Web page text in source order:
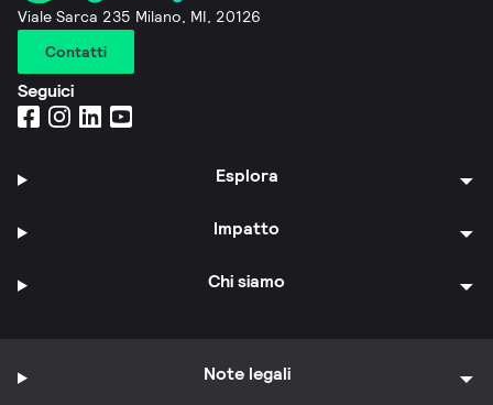
Viale Sarca 235 Milano, MI, 20126
Contatti
Seguici
Esplora
Impatto
Chi siamo
Note legali